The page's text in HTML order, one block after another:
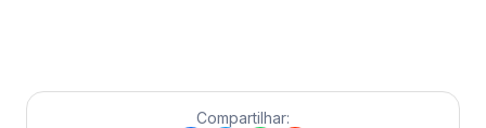
Compartilhar: